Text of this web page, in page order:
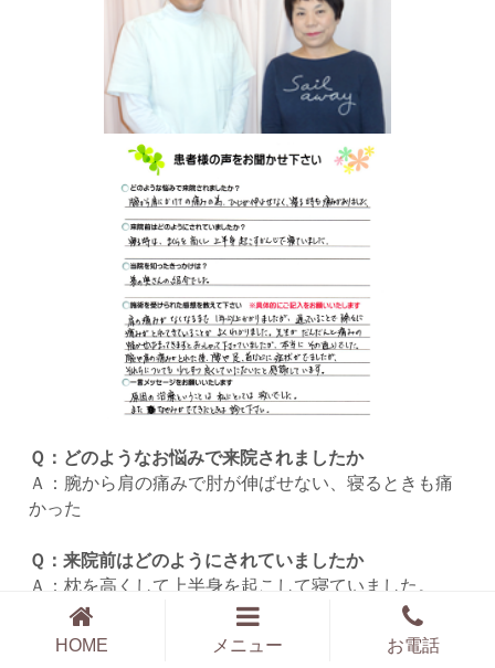
Ｑ：どのようなお悩みで来院されましたか
Ａ：腕から肩の痛みで肘が伸ばせない、寝るときも痛
かった
Ｑ：来院前はどのようにされていましたか
Ａ：枕を高くして上半身を起こして寝ていました。
Ｑ：施術を受けられた感想を教えて下さい
HOME メニュー お電話